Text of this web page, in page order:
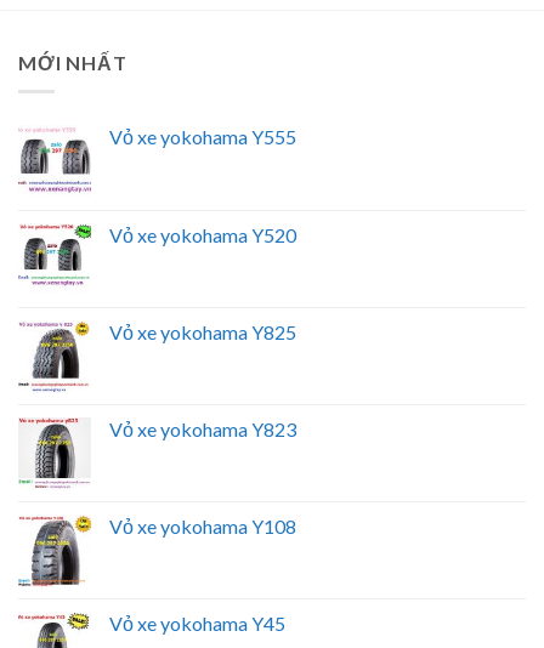
MỚI NHẤT
Vỏ xe yokohama Y555
Vỏ xe yokohama Y520
Vỏ xe yokohama Y825
Vỏ xe yokohama Y823
Vỏ xe yokohama Y108
Vỏ xe yokohama Y45